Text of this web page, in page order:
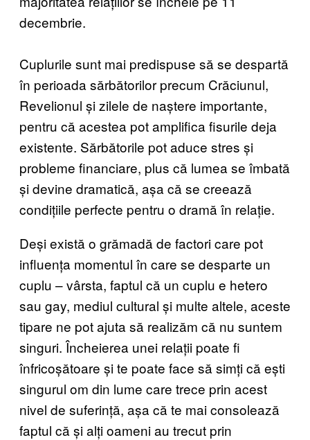
decembrie.
Cuplurile sunt mai predispuse să se despartă
în perioada sărbătorilor precum Crăciunul,
Revelionul și zilele de naștere importante,
pentru că acestea pot amplifica fisurile deja
existente. Sărbătorile pot aduce stres și
probleme financiare, plus că lumea se îmbată
și devine dramatică, așa că se creează
condițiile perfecte pentru o dramă în relație.
Deși există o grămadă de factori care pot
influența momentul în care se desparte un
cuplu – vârsta, faptul că un cuplu e hetero
sau gay, mediul cultural și multe altele, aceste
tipare ne pot ajuta să realizăm că nu suntem
singuri. Încheierea unei relații poate fi
înfricoșătoare și te poate face să simți că ești
singurul om din lume care trece prin acest
nivel de suferință, așa că te mai consolează
faptul că și alți oameni au trecut prin